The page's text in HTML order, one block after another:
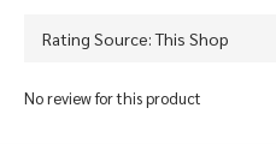
No review for this product